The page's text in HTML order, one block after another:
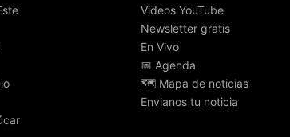
Videos YouTube
Newsletter gratis
En Vivo
📅 Agenda
🗺️ Mapa de noticias
Envianos tu noticia